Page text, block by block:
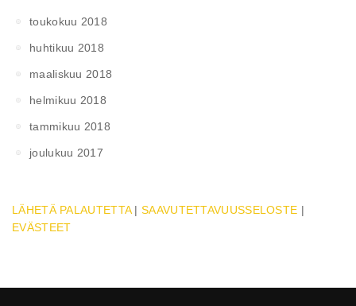
toukokuu 2018
huhtikuu 2018
maaliskuu 2018
helmikuu 2018
tammikuu 2018
joulukuu 2017
LÄHETÄ PALAUTETTA|SAAVUTETTAVUUSSELOSTE |
EVÄSTEET